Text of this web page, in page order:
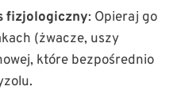
fizjologiczny: Opieraj go
(żwacze, uszy
które bezpośrednio